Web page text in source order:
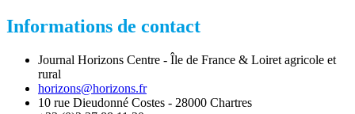
Informations de contact
Journal Horizons Centre - Île de France & Loiret agricole et
rural
horizons@horizons.fr
10 rue Dieudonné Costes - 28000 Chartres